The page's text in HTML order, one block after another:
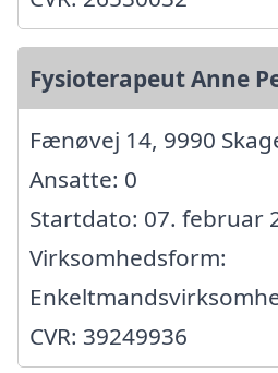
Fysioterapeut Anne
Fænøvej 14, 9990
Ansatte: 0
Startdato: 07. februar
Virksomhedsform:
CVR: 39249936